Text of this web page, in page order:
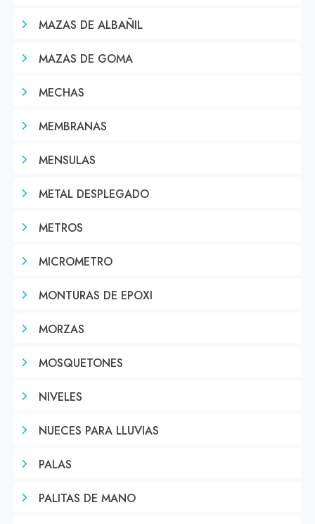
MAZAS DE ALBAÑIL
MAZAS DE GOMA
MECHAS
MEMBRANAS
MENSULAS
METAL DESPLEGADO
METROS
MICROMETRO
MONTURAS DE EPOXI
MORZAS
MOSQUETONES
NIVELES
NUECES PARA LLUVIAS
PALAS
PALITAS DE MANO